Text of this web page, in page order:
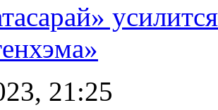
21:25